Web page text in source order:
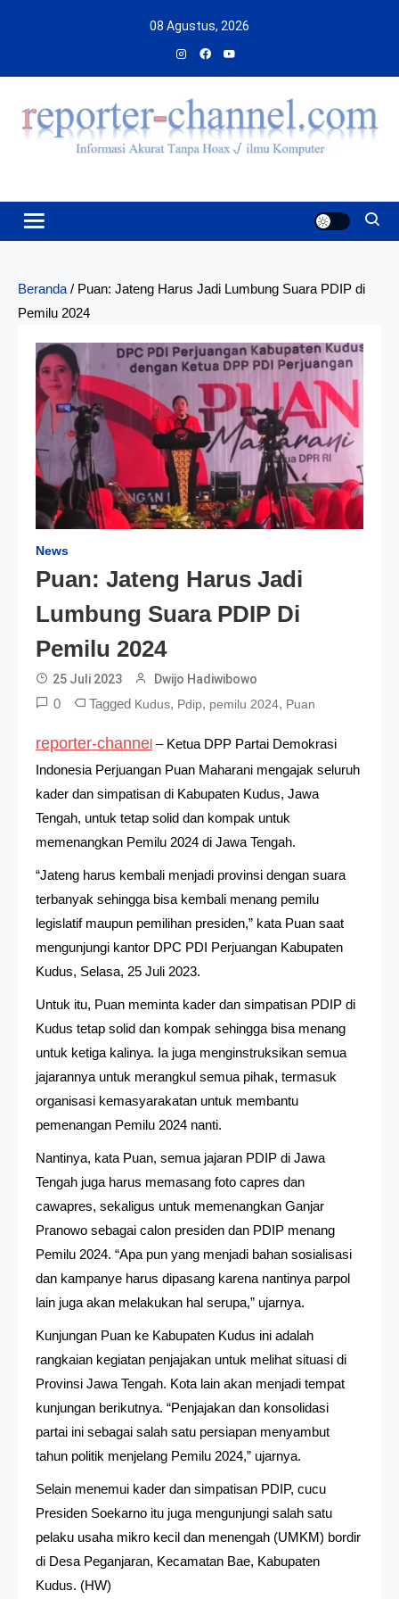
08 Agustus, 2026
Beranda / Puan: Jateng Harus Jadi Lumbung Suara PDIP di
Pemilu 2024
News
Puan: Jateng Harus Jadi
Lumbung Suara PDIP Di
Pemilu 2024
25 Juli 2023 Dwijo Hadiwibowo
0 Tagged Kudus, Pdip, pemilu 2024, Puan
reporter-channel – Ketua DPP Partai Demokrasi
Indonesia Perjuangan Puan Maharani mengajak seluruh
kader dan simpatisan di Kabupaten Kudus, Jawa
Tengah, untuk tetap solid dan kompak untuk
memenangkan Pemilu 2024 di Jawa Tengah.
“Jateng harus kembali menjadi provinsi dengan suara
terbanyak sehingga bisa kembali menang pemilu
legislatif maupun pemilihan presiden,” kata Puan saat
mengunjungi kantor DPC PDI Perjuangan Kabupaten
Kudus, Selasa, 25 Juli 2023.
Untuk itu, Puan meminta kader dan simpatisan PDIP di
Kudus tetap solid dan kompak sehingga bisa menang
untuk ketiga kalinya. Ia juga menginstruksikan semua
jajarannya untuk merangkul semua pihak, termasuk
organisasi kemasyarakatan untuk membantu
pemenangan Pemilu 2024 nanti.
Nantinya, kata Puan, semua jajaran PDIP di Jawa
Tengah juga harus memasang foto capres dan
cawapres, sekaligus untuk memenangkan Ganjar
Pranowo sebagai calon presiden dan PDIP menang
Pemilu 2024. “Apa pun yang menjadi bahan sosialisasi
dan kampanye harus dipasang karena nantinya parpol
lain juga akan melakukan hal serupa,” ujarnya.
Kunjungan Puan ke Kabupaten Kudus ini adalah
rangkaian kegiatan penjajakan untuk melihat situasi di
Provinsi Jawa Tengah. Kota lain akan menjadi tempat
kunjungan berikutnya. “Penjajakan dan konsolidasi
partai ini sebagai salah satu persiapan menyambut
tahun politik menjelang Pemilu 2024,” ujarnya.
Selain menemui kader dan simpatisan PDIP, cucu
Presiden Soekarno itu juga mengunjungi salah satu
pelaku usaha mikro kecil dan menengah (UMKM) bordir
di Desa Peganjaran, Kecamatan Bae, Kabupaten
Kudus. (HW)